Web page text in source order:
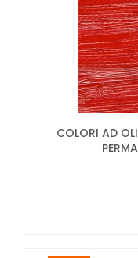
COLORI AD